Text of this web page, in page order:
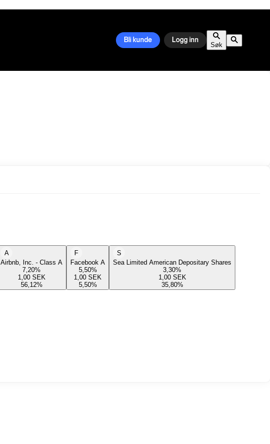
Bli kunde Logg inn
Søk
A
Airbnb, Inc. - Class A
7,20%
1,00 SEK
56,12%
F
Facebook A
5,50%
1,00 SEK
5,50%
S
Sea Limited American Depositary Shares
3,30%
1,00 SEK
35,80%